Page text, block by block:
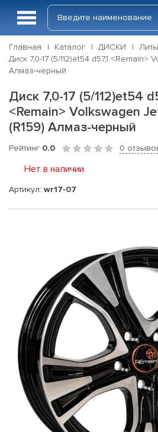
Главная Каталог ДИСКИ
Диск 7,0-17 (5/112)et54 d57,1 <Remain>
Алмаз-черный
Диск 7,0-17 (5/112)et54
<Remain> Volkswagen
(R159) Алмаз-черный
Рейтинг 0.0 0
Нет в наличии
Артикул: wr17-07